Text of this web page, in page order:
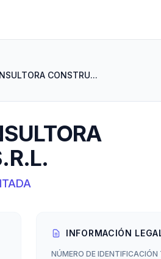
CONSTRU...
INFORMACIÓN
NÚMERO DE